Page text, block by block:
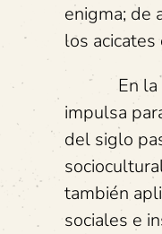
enigma; de
los
En la
impulsa
del siglo
también
sociales e